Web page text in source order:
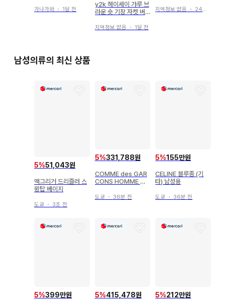
가나가와 ・ 1달 전
y2k 헤이세이 갸루 브
라운 숏 기장 자켓 버
지역정보 없음 ・ 1달 전
지역정보 없음 ・ 24일 전
남성의류의 최신 상품
5%51,043원
맥그리거 드리즐러 스
윙탑 베이지
도쿄 ・ 3초 전
5%331,788원
COMME des GAR
CONS HOMME 블
도쿄 ・ 36분 전
5%155만원
CELINE 블루종 (기
타) 남성용
도쿄 ・ 36분 전
5%399만원 5%415,478원 5%212만원